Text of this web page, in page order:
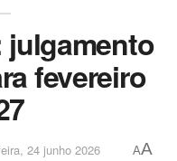
julgamento
fevereiro
24 junho 2026 AA